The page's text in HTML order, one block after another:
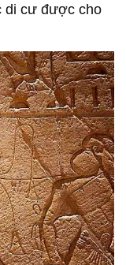
di cư được cho